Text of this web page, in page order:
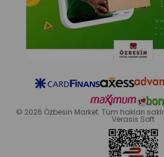
© 2026 Özbesin Market. Tüm hakları
Verasis Soft